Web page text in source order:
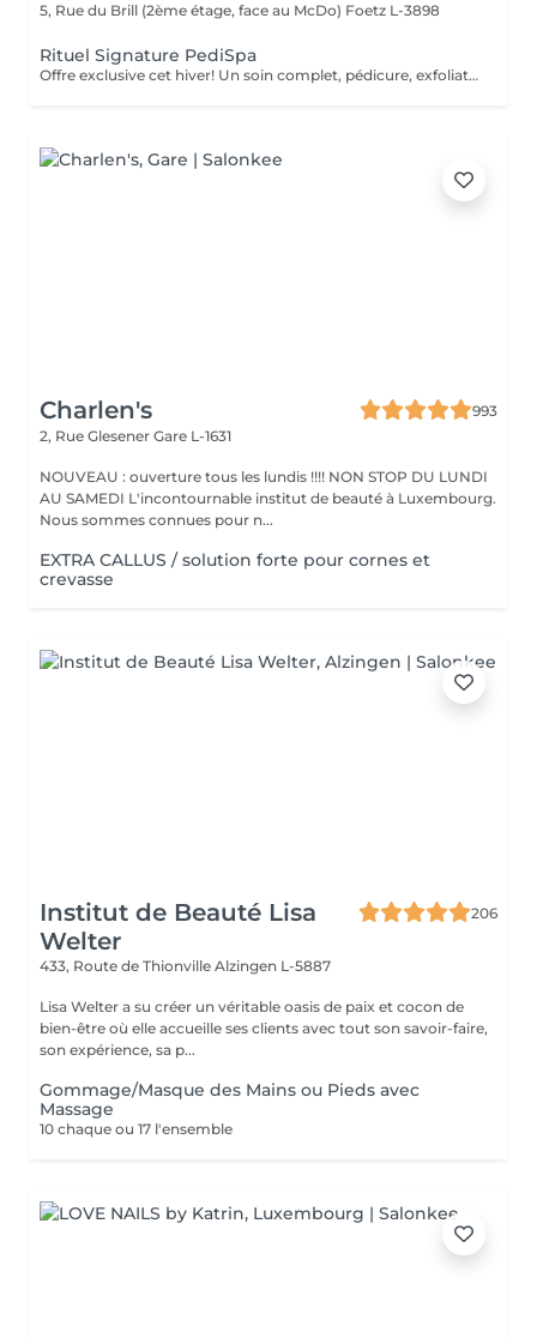
5, Rue du Brill (2ème étage, face au McDo) Foetz L-3898
Rituel Signature PediSpa
Offre exclusive cet hiver! Un soin complet, pédicure, exfoliation et masque nourrissant et bain à remous pour une douceur absolue. Un moment cocooning, réconfortant, idéal pour l'hiver. La version avec pause de semi permanent pour des pieds soignés est éclatant tout l'hiver
Charlen's
993
2, Rue Glesener Gare L-1631
NOUVEAU : ouverture tous les lundis !!!! NON STOP DU LUNDI
AU SAMEDI L'incontournable institut de beauté à Luxembourg.
Nous sommes connues pour n...
EXTRA CALLUS / solution forte pour cornes et
crevasse
Institut de Beauté Lisa
Welter
206
433, Route de Thionville Alzingen L-5887
Lisa Welter a su créer un véritable oasis de paix et cocon de
bien-être où elle accueille ses clients avec tout son savoir-faire,
son expérience, sa p...
Gommage/Masque des Mains ou Pieds avec
Massage
10 chaque ou 17 l'ensemble